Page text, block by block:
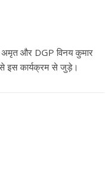
अमृत और DGP विनय कुमार
से इस कार्यक्रम से जुड़े।